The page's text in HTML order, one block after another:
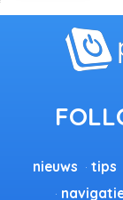
nieuws tips